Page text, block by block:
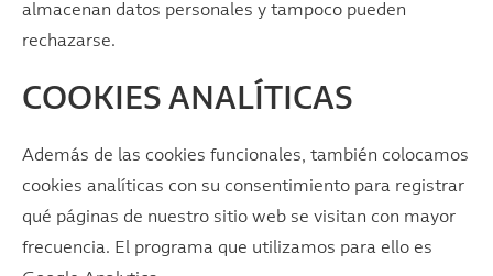
almacenan datos personales y tampoco pueden
rechazarse.
COOKIES ANALÍTICAS
Además de las cookies funcionales, también colocamos
cookies analíticas con su consentimiento para registrar
qué páginas de nuestro sitio web se visitan con mayor
frecuencia. El programa que utilizamos para ello es